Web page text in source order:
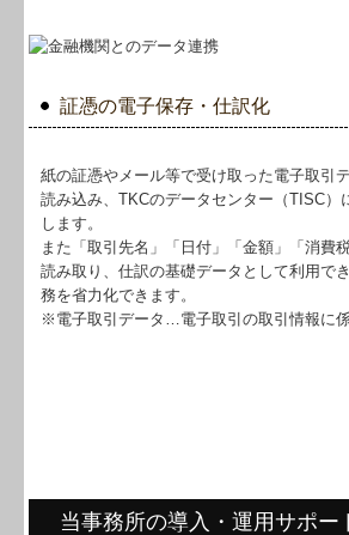
証憑の電子保存・仕訳化
紙の証憑やメール等で受け取った電子取引
読み込み、TKCのデータセンター（TISC）
します。
また「取引先名」「日付」「金額」「消費
読み取り、仕訳の基礎データとして利用で
務を省力化できます。
※電子取引データ…電子取引の取引情報に
当事務所の導入・運用サポー